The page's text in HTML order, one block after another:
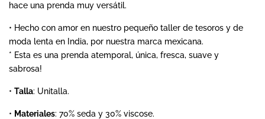
Contacto
Search
hace una prenda muy versátil.
• Hecho con amor en nuestro pequeño taller de tesoros y de
moda lenta en India, por nuestra marca mexicana.
* Esta es una prenda atemporal, única, fresca, suave y
sabrosa!
• Talla: Unitalla.
• Materiales: 70% seda y 30% viscose.